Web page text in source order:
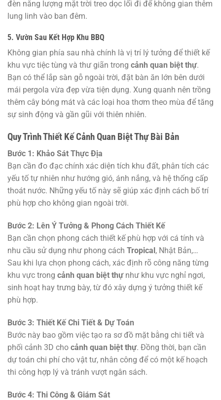
đèn năng lượng mặt trời treo dọc lối đi để không gian thêm
lung linh vào ban đêm.
5. Vườn Sau Kết Hợp Khu BBQ
Không gian phía sau nhà chính là vị trí lý tưởng để thiết kế
khu vực tiệc tùng và thư giãn trong cảnh quan biệt thự.
Bạn có thể lắp sàn gỗ ngoài trời, đặt bàn ăn lớn bên dưới
mái pergola vừa đẹp vừa tiện dụng. Xung quanh nên trồng
thêm cây bóng mát và các loại hoa thơm theo mùa để tăng
sự sinh động và gần gũi với thiên nhiên.
Quy Trình Thiết Kế Cảnh Quan Biệt Thự Bài Bản
Bước 1: Khảo Sát Thực Địa
Bạn cần đo đạc chính xác diện tích khu đất, phân tích các
yếu tố tự nhiên như hướng gió, ánh nắng, và hệ thống cấp
thoát nước. Những yếu tố này sẽ giúp xác định cách bố trí
phù hợp cho không gian ngoài trời.
Bước 2: Lên Ý Tưởng & Phong Cách Thiết Kế
Bạn cần chọn phong cách thiết kế phù hợp với cá tính và
nhu cầu sử dụng như phong cách Tropical, Nhật Bản,…
Sau khi lựa chọn phong cách, xác định rõ công năng từng
khu vực trong cảnh quan biệt thựnhư khu vực nghỉ ngơi,
sinh hoạt hay trưng bày, từ đó xây dựng ý tưởng thiết kế
phù hợp.
Bước 3: Thiết Kế Chi Tiết & Dự Toán
Bước này bao gồm việc tạo ra sơ đồ mặt bằng chi tiết và
phối cảnh 3D cho cảnh quan biệt thự. Đồng thời, bạn cần
dự toán chi phí cho vật tư, nhân công để có một kế hoạch
thi công hợp lý và tránh vượt ngân sách.
Bước 4: Thi Công & Giám Sát